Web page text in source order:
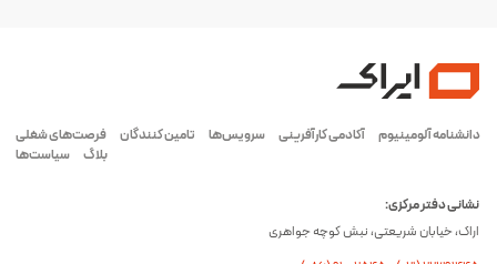
دانشنامه آلومینیوم آکادمی کارآفرینی سرویس‌ها تامین کنندگان
فرصت‌های شغلی
بلاگ
سیاست‌ها
نشانی دفتر مرکزی:
اراک، خیابان شریعتی، نبش کوچه جواهری